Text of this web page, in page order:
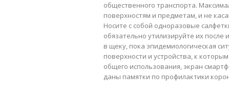
общественного транспорта.
поверхностям и предметам, и не
Носите с собой одноразовые
обязательно утилизируйте их
в щеку, пока эпидемиологическая
поверхности и устройства, к
общего использования, экран
даны памятки по профилактики